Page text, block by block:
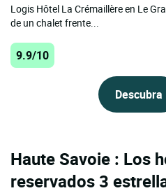
Logis Hôtel La Crémaillère en Le
de un chalet frente...
9.9/10
Descubra
Haute Savoie : Los
reservados 3